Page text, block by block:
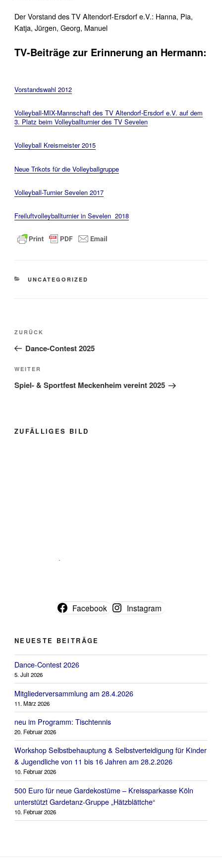
Der Vorstand des TV Altendorf-Ersdorf e.V.: Hanna, Pia,
Katja, Jürgen, Georg, Manuel
TV-Beiträge zur Erinnerung an Hermann:
Vorstandswahl 2012
Volleyball-MIX-Mannschaft des TV Altendorf-Ersdorf e.V. auf dem
3. Platz beim Volleyballturnier des TV Sevelen
Volleyball Kreismeister 2015
Neue Trikots für die Volleyballgruppe
Volleyball-Turnier Sevelen 2017
Freiluftvolleyballturnier in Sevelen 2018
KATEGORIEN
UNCATEGORIZED
Beitragsnavigation
Vorheriger
Beitrag
ZURÜCK
Dance-Contest 2025
Nächster
Beitrag
WEITER
Spiel- & Sportfest Meckenheim vereint 2025
ZUFÄLLIGES BILD
Facebook Instagram
NEUESTE BEITRÄGE
Dance-Contest 2026
5. Juli 2026
Mitgliederversammlung am 28.4.2026
11. März 2026
neu im Programm: Tischtennis
20. Februar 2026
Workshop Selbstbehauptung & Selbstverteidigung für Kinder
& Jugendliche von 11 bis 16 Jahren am 28.2.2026
10. Februar 2026
500 Euro für neue Gardekostüme – Kreissparkasse Köln
unterstützt Gardetanz-Gruppe „Hätzblättche“
10. Februar 2026